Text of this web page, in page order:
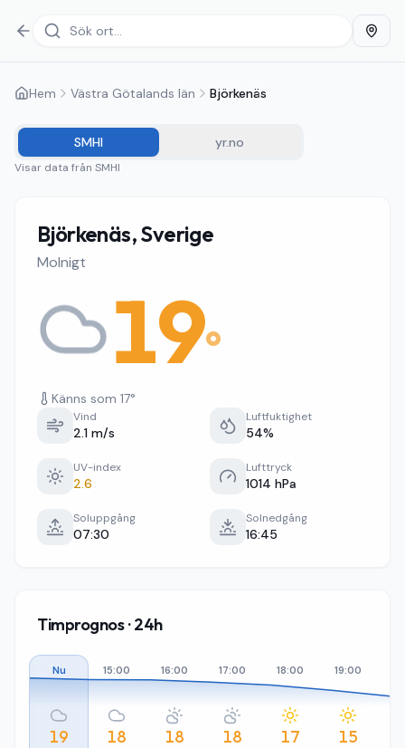
Hem Västra Götalands län Björkenäs
SMHI yr.no
Visar data från SMHI
Björkenäs, Sverige
Molnigt
19°
Känns som 17°
Vind
2.1 m/s
Luftfuktighet
54%
UV-index
2.6
Lufttryck
1014 hPa
Soluppgång
07:30
Solnedgång
16:45
Timprognos · 24h
Nu
19
15:00
18
16:00
18
17:00
18
18:00
17
19:00
15